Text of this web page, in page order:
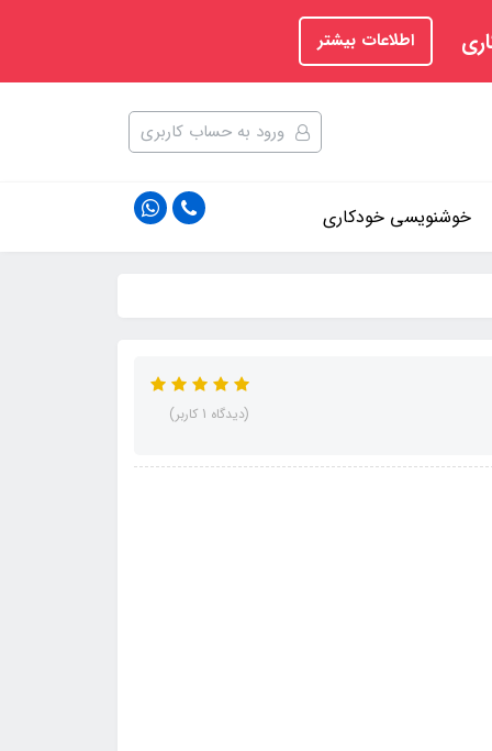
اطلاعات بیشتر
ورود به حساب کاربری
خوشنویسی خودکاری
(دیدگاه 1 کاربر)